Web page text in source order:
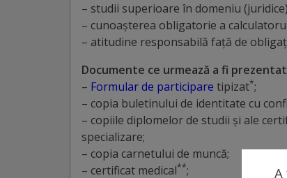
Obiective
turistice
Sculpturi
(harta
sculpturilor)
Monumente
– studii superioare în domeniu
– cunoaşterea obligatorie a
– atitudine responsabilă faţă de
Documente ce urmează a fi
– Formular de participare tipizat*;
– copia buletinului de identitate cu
– copiile diplomelor de studii şi ale
specializare;
– copia carnetului de muncă;
– certificat medical**;
A